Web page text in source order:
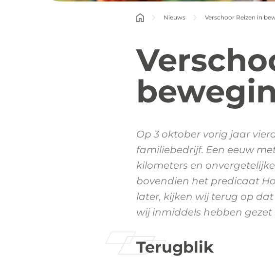
Nieuws Verschoor Reizen in
Op 3 oktober vorig jaar
familiebedrijf. Een eeuw
kilometers en
bovendien het predicaat
later, kijken wij terug op
wij inmiddels hebben
Terugblik